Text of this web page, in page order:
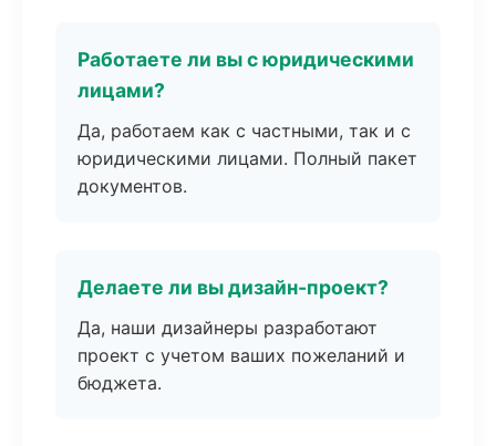
Работаете ли вы с юридическими
лицами?
Да, работаем как с частными, так и с
юридическими лицами. Полный пакет
документов.
Делаете ли вы дизайн-проект?
Да, наши дизайнеры разработают
проект с учетом ваших пожеланий и
бюджета.